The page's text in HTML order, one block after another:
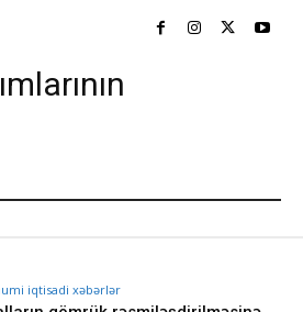
iqtisadi xəbərlər